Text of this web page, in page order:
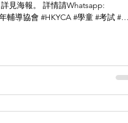
見海報。 詳情請Whatsapp:
輔導協會 #HKYCA #學童 #考試 #預